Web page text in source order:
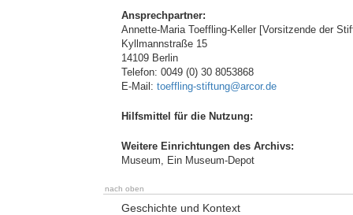
Ansprechpartner:
Annette-Maria Toeffling-Keller [Vorsitzende der
Kyllmannstraße 15
14109 Berlin
Telefon: 0049 (0) 30 8053868
E-Mail: toeffling-stiftung@arcor.de
Hilfsmittel für die Nutzung:
Weitere Einrichtungen des Archivs:
Museum, Ein Museum-Depot
nach oben
Geschichte und Kontext